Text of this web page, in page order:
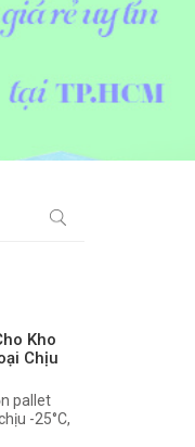
Kho
Chịu
pallet
-25°C,